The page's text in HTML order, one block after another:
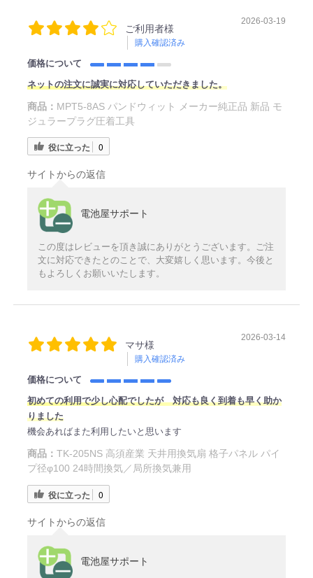
ご利用者様
購入確認済み
2026-03-19
価格について
ネットの注文に誠実に対応していただきました。
商品： MPT5-8AS パンドウィット メーカー純正品 新品 モ
ジュラープラグ圧着工具
役に立った 0
サイトからの返信
電池屋サポート
この度はレビューを頂き誠にありがとうございます。ご注
文に対応できたとのことで、大変嬉しく思います。今後と
もよろしくお願いいたします。
マサ様
購入確認済み
2026-03-14
価格について
初めての利用で少し心配でしたが 対応も良く到着も早く助か
りました
機会あればまた利用したいと思います
商品： TK-205NS 高須産業 天井用換気扇 格子パネル パイ
プ径φ100 24時間換気／局所換気兼用
役に立った 0
サイトからの返信
電池屋サポート